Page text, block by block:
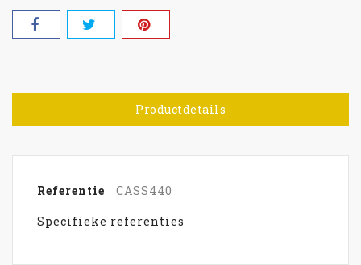
Productdetails
Referentie
CASS440
Specifieke referenties